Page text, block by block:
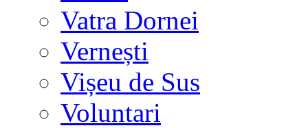
Vatra Dornei
Vernești
Vișeu de Sus
Voluntari